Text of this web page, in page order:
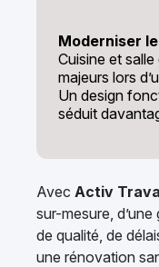
Moderniser
Cuisine et
majeurs lors
Un design
séduit
Avec Activ
sur-mesure,
de qualité, de
une rénovation